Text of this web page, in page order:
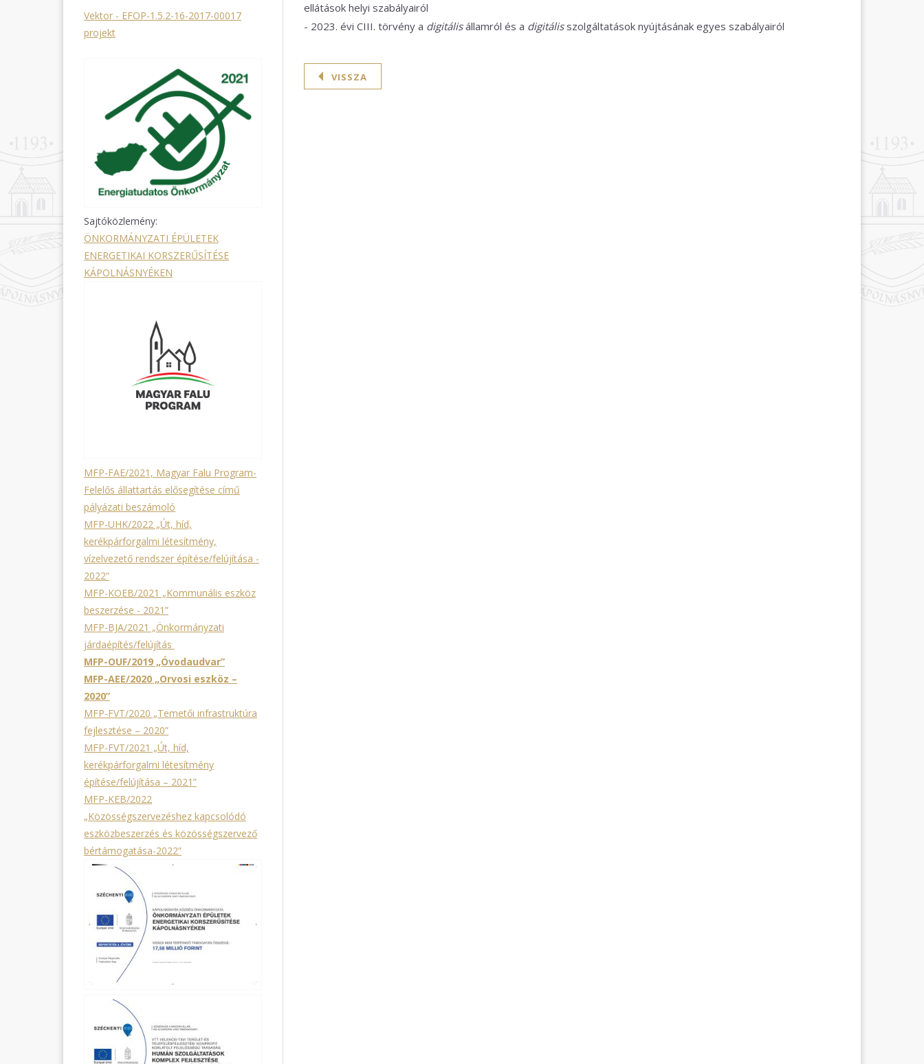
ellátások helyi szabályairól
- 2023. évi CIII. törvény a digitálisállamról és a digitálisszolgáltatások nyújtásának egyes szabályairól
VISSZA
Vektor - EFOP-1.5.2-16-2017-00017
projekt
Sajtóközlemény:
ÖNKORMÁNYZATI ÉPÜLETEK
ENERGETIKAI KORSZERŰSÍTÉSE
KÁPOLNÁSNYÉKEN
MFP-FAE/2021, Magyar Falu Program-
Felelős állattartás elősegítése című
pályázati beszámoló
MFP-UHK/2022 „Út, híd,
kerékpárforgalmi létesítmény,
vízelvezető rendszer építése/felújítása -
2022”
MFP-KOEB/2021 „Kommunális eszköz
beszerzése - 2021”
MFP-BJA/2021 „Önkormányzati
járdaépítés/felújítás
MFP-OUF/2019 „Óvodaudvar”
MFP-AEE/2020 „Orvosi eszköz –
2020”
MFP-FVT/2020 „Temetői infrastruktúra
fejlesztése – 2020”
MFP-FVT/2021 „Út, híd,
kerékpárforgalmi létesítmény
építése/felújítása – 2021”
MFP-KEB/2022
„Közösségszervezéshez kapcsolódó
eszközbeszerzés és közösségszervező
bértámogatása-2022”